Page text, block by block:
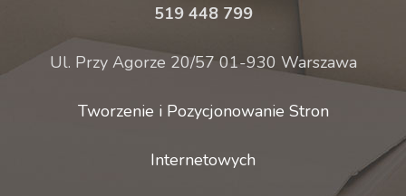
519 448 799
Ul. Przy Agorze 20/57 01-930 Warszawa
Tworzenie i Pozycjonowanie Stron
Internetowych